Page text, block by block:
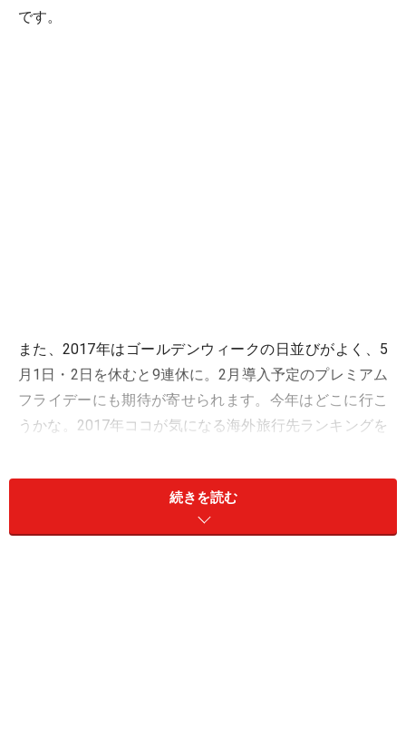
です。
また、2017年はゴールデンウィークの日並びがよく、5
月1日・2日を休むと9連休に。2月導入予定のプレミアム
フライデーにも期待が寄せられます。今年はどこに行こ
うかな。2017年ココが気になる海外旅行先ランキングを
2017年は安全で・深い・短いがキーワード
続きを読む